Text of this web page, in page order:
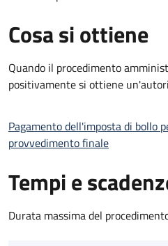
Cosa si ottiene
Quando il procedimento
positivamente si ottiene
Pagamento dell'imposta di bollo
provvedimento finale
Tempi e
Durata massima del